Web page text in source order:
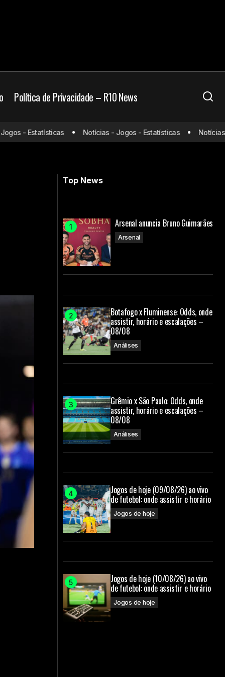
Política de Privacidade – R10 News
desfalque para
Enciso sofre lesão muscular e
preocupa o Paraguai a uma semana da
estreia na Copa do Mundo
- Estatísticas Notícias - Jogos - Estatísticas Notícias -
Top News
Arsenal anuncia Bruno Guimarães
Arsenal
Botafogo x Fluminense: Odds, onde
assistir, horário e escalações –
08/08
Análises
Grêmio x São Paulo: Odds, onde
assistir, horário e escalações –
08/08
Análises
Jogos de hoje (09/08/26) ao vivo
de futebol: onde assistir e horário
Jogos de hoje
Jogos de hoje (10/08/26) ao vivo
de futebol: onde assistir e horário
Jogos de hoje